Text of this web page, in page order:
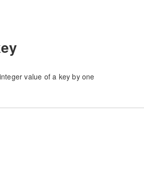
value of a key by one